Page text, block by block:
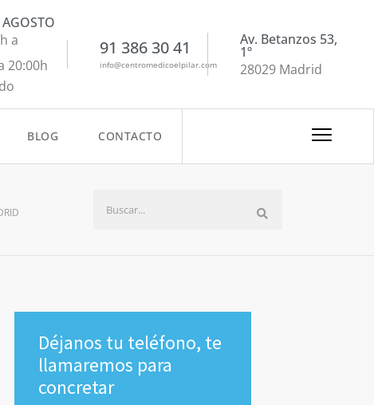
a
20:00h
91 386 30 41
info@centromedicoelpilar.com
Av. Betanzos 53,
1º
28029 Madrid
BLOG CONTACTO
Déjanos tu teléfono, te
llamaremos para
concretar